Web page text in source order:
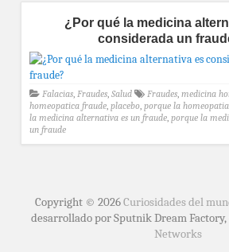
¿Por qué la medicina
considerada un
Falacias, Fraudes, Salud Fraudes, medicina
homeopatica fraude, placebo, porque la
la medicina alternativa es un fraude, porque la
un fraude
Copyright © 2026Curiosidades del
desarrollado por Sputnik Dream
Networks